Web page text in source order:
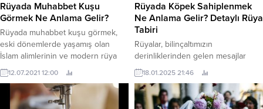
Rüyada Muhabbet Kuşu
Görmek Ne Anlama Gelir?
Rüyada muhabbet kuşu görmek,
eski dönemlerde yaşamış olan
İslam alimlerinin ve modern rüya
yorumcularının hayırlı kabul ettiği
bir durumdur. Rüyasında kuş gören
bir kimse en kısa zamanda müjdeli
haberler alır. Alınması beklenen bu
12.07.2021 12:00
Rüyada Köpek Sahiplenmek
Ne Anlama Gelir? Detaylı Rüya
Tabiri
Rüyalar, bilinçaltımızın
derinliklerinden gelen mesajlar
olarak hayatımızda önemli bir yere
sahiptir. Rüyada köpek
sahiplenmek, birçok farklı anlam ve
yorumu içinde barındırabilir. Bu
18.01.2025 21:46